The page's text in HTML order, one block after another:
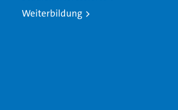
Weiterbildung